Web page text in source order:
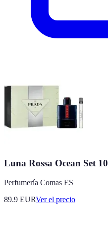
Luna Rossa Ocean Set
Perfumería Comas ES
89.9 EURVer el precio